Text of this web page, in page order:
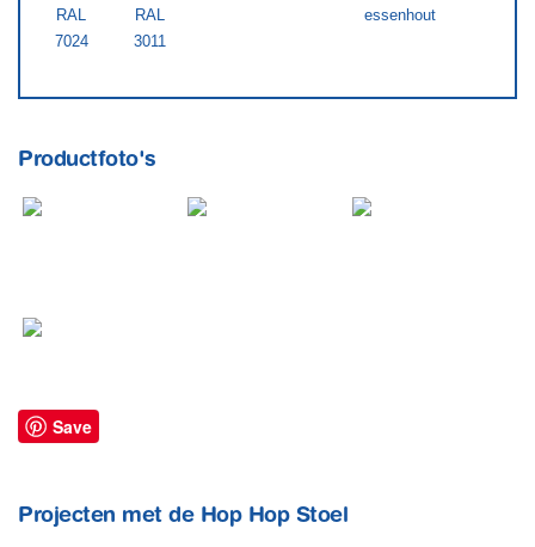
RAL
7024
RAL
3011
essenhout
Productfoto's
Save
Projecten met de Hop Hop Stoel